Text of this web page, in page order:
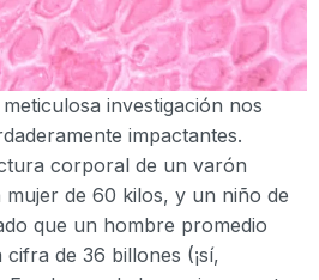
investigación nos
impactantes.
corporal de un varón
de 60 kilos, y un niño de
que un hombre promedio
de 36 billones (¡sí,